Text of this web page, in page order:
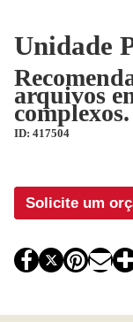
Unidade
arquivos
complexos.
ID: 417504
Solicite um